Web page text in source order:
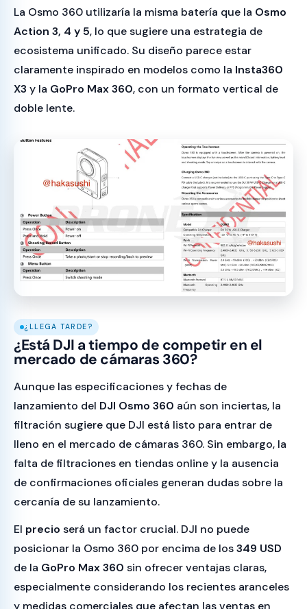
La Osmo 360 utilizaría la misma batería que la Osmo
Action 3, 4 y 5, lo que sugiere una estrategia de
ecosistema unificado. Su diseño parece estar
claramente inspirado en modelos como la Insta360
X3 y la GoPro Max 360, con un formato vertical de
doble lente.
¿LLEGA TARDE?
¿Está DJI a tiempo de competir en el
mercado de cámaras 360?
Aunque las especificaciones y fechas de
lanzamiento del DJI Osmo 360 aún son inciertas, la
filtración sugiere que DJI está listo para entrar de
lleno en el mercado de cámaras 360. Sin embargo, la
falta de filtraciones en tiendas online y la ausencia
de confirmaciones oficiales generan dudas sobre la
cercanía de su lanzamiento.
El precio será un factor crucial. DJI no puede
posicionar la Osmo 360 por encima de los349 USD
de la GoPro Max 360 sin ofrecer ventajas claras,
especialmente considerando los recientes aranceles
y medidas comerciales que afectan las ventas en